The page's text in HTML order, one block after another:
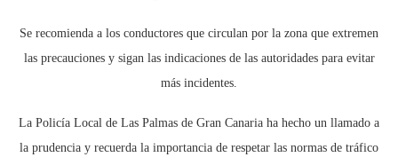
Se recomienda a los conductores que circulan por la zona que extremen
las precauciones y sigan las indicaciones de las autoridades para evitar
más incidentes.
La Policía Local de Las Palmas de Gran Canaria ha hecho un llamado a
la prudencia y recuerda la importancia de respetar las normas de tráfico